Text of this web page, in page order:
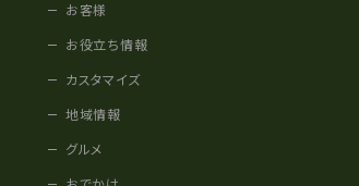
お客様
お役立ち情報
カスタマイズ
地域情報
グルメ